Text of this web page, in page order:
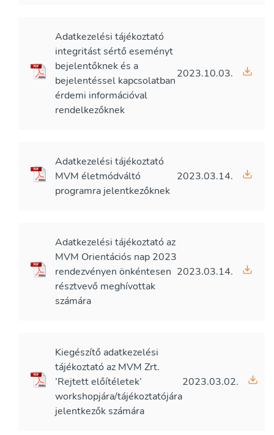
Adatkezelési tájékoztató
integritást sértő eseményt
bejelentőknek és a
bejelentéssel kapcsolatban
érdemi információval
rendelkezőknek
2023.10.03.
Adatkezelési tájékoztató
MVM életmódváltó
programra jelentkezőknek
2023.03.14.
Adatkezelési tájékoztató az
MVM Orientációs nap 2023
rendezvényen önkéntesen
résztvevő meghívottak
számára
2023.03.14.
Kiegészítő adatkezelési
tájékoztató az MVM Zrt.
’Rejtett előítéletek’
workshopjára/tájékoztatójára
jelentkezők számára
2023.03.02.